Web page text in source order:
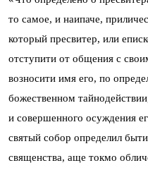
то самое, и наипаче,
который пресвитер, или
отступити от общения с
возносити имя его, по
божественном
и совершенного осуждения
святый собор определил
священства, аще токмо